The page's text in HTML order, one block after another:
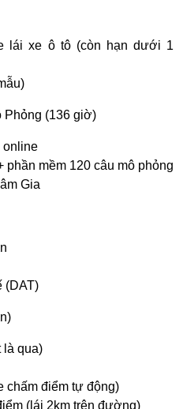
lái xe ô tô (còn hạn dưới 1
Phỏng (136 giờ)
online
phần mềm 120 câu mô phỏng
Gia
(DAT)
là qua)
chấm điểm tự động)
(lái 2km trên đường)